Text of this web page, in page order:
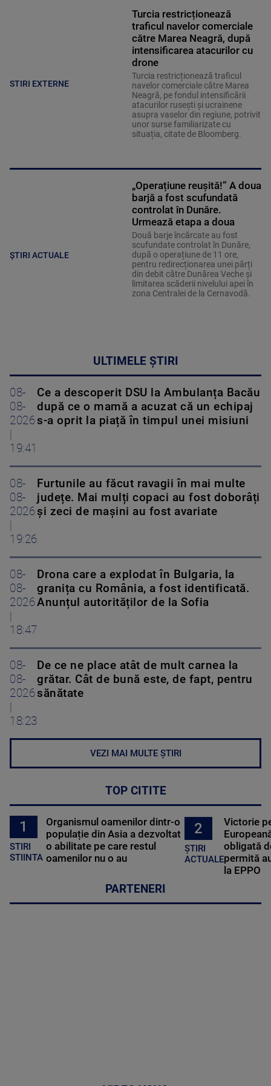
STIRI EXTERNE
Turcia restricționează
traficul navelor comerciale
către Marea Neagră, după
intensificarea atacurilor cu
drone
Turcia restricționează traficul
navelor comerciale către Marea
Neagră, pe fondul intensificării
atacurilor rusești și ucrainene
asupra vaselor din regiune, potrivit
unor surse familiarizate cu
situația, citate de Bloomberg.
ȘTIRI ACTUALE
„Operațiune reușită!” A doua
barjă a fost scufundată
controlat în Dunăre.
Urmează etapa a doua
Două barje încărcate au fost
scufundate controlat în Dunăre,
după o operațiune de 11 ore,
pentru redirecționarea unei părți
din debit către Dunărea Veche și
limitarea scăderii nivelului apei în
zona Centralei de la Cernavodă.
ULTIMELE ȘTIRI
08-
08-
2026
19:41
Ce a descoperit DSU la Ambulanța Bacău
după ce o mamă a acuzat că un echipaj
s-a oprit la piață în timpul unei misiuni
08-
08-
2026
19:26
Furtunile au făcut ravagii în mai multe
județe. Mai mulți copaci au fost doborâți
și zeci de mașini au fost avariate
08-
08-
2026
18:47
Drona care a explodat în Bulgaria, la
granița cu România, a fost identificată.
Anunțul autorităților de la Sofia
08-
08-
2026
18:23
De ce ne place atât de mult carnea la
grătar. Cât de bună este, de fapt, pentru
sănătate
VEZI MAI MULTE ȘTIRI
TOP CITITE
1
STIRI
STIINTA
Organismul oamenilor dintr-o
populație din Asia a dezvoltat
o abilitate pe care restul
oamenilor nu o au
2
ȘTIRI
ACTUALE
Victorie
obligată
permită
la EPPO
PARTENERI